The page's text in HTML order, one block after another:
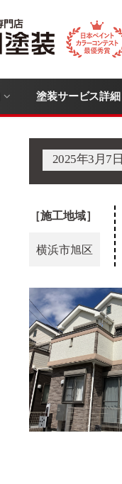
塗装サービス詳細
2025年3月7日
［施工地域］
横浜市旭区